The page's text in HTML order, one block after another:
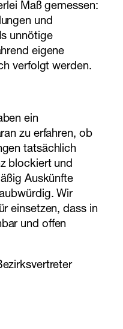
Maß gemessen:
und
unnötige
eigene
verfolgt werden.
ein
zu erfahren, ob
tatsächlich
blockiert und
Auskünfte
Wir
einsetzen, dass in
und offen